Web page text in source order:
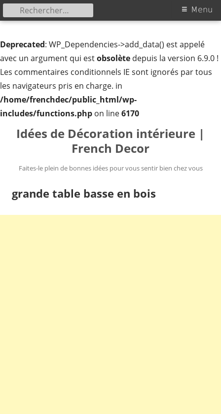
Deprecated: WP_Dependencies->add_data() est appelé
avec un argument qui estobsolète depuis la version 6.9.0 !
Les commentaires conditionnels IE sont ignorés par tous
les navigateurs pris en charge. in
/home/frenchdec/public_html/wp-
includes/functions.php on line6170
Idées de Décoration intérieure |
French Decor
Faites-le plein de bonnes idées pour vous sentir bien chez vous
Menu
Menu
Rechercher :
grande table basse en bois